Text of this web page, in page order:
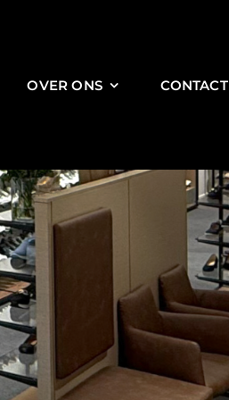
OVER ONS CONTACT